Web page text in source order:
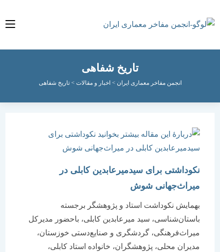
تاریخ شفاهی
انجمن مفاخر معماری ایران > اخبار و مقالات>تاریخ شفاهی
نکوداشتی برای سیدمیرعابدین کابلی در
میراث‌جهانی شوش
بهمایش نکوداشت استاد و پژوهشگر برجسته
باستان‌شناسی، سید میرعابدین کابلی، باحضور مدیرکل
میراث‌فرهنگی، گردشگری و صنایع‌دستی خوزستان،
مدیران محلی، پژوهشگران، خانواده استاد کابلی،